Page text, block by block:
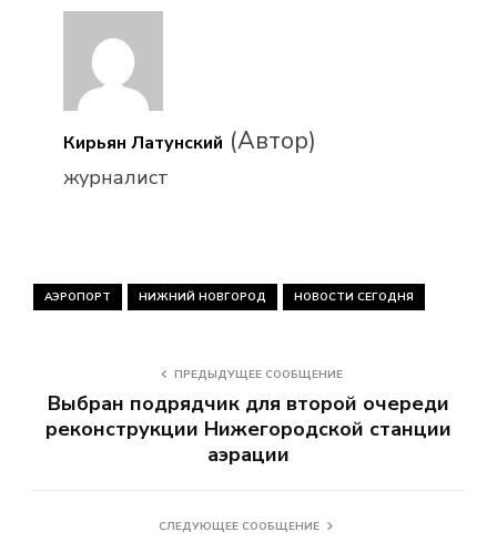
Кирьян Латунский (Автор)
журналист
АЭРОПОРТ НИЖНИЙ НОВГОРОД НОВОСТИ СЕГОДНЯ
ПРЕДЫДУЩЕЕ СООБЩЕНИЕ
Выбран подрядчик для второй очереди
реконструкции Нижегородской станции
аэрации
СЛЕДУЮЩЕЕ СООБЩЕНИЕ